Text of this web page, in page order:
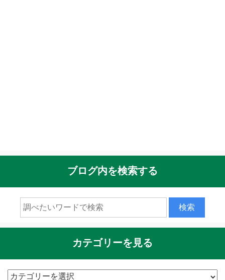
ブログ内を検索する
カテゴリーを見る
カ